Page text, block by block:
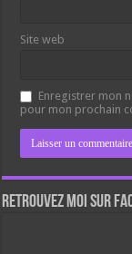
Site web
Enregistrer mon
pour mon prochain
Retrouvez moi sur